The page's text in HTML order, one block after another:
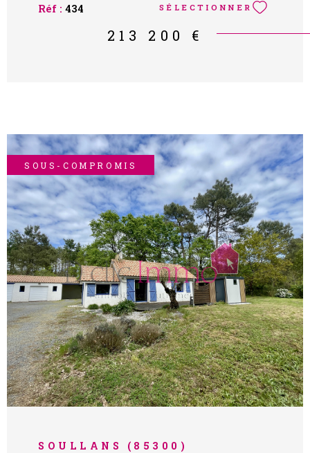
deux chambres, ainsi qu’une pièce
traversante idéale pour créer un bureau, un
dressing ou un espace selon vos besoins.
profiter des beaux jours, jardiner ou
simplement se détendre en toute sérénité.
Les + :✔ Environnement calme✔ Beaux
volumes extérieurs✔ Potentiel
d’aménagement Une maison pleine de
charme à découvrir rapidement à moins de
10 min du centre de Challans Les
informations sur les risques auxquels ce
bien est exposé sont disponibles sur le site
Géorisques : www.georisques.gouv.fr
Réf : 434 SÉLECTIONNER
213 200 €
SOULLANS (85300)
SOUS-COMPROMIS
VOIR LE BIEN